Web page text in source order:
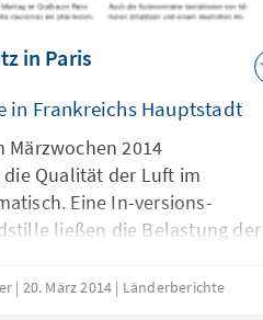
in Paris
in Frankreichs Hauptstadt
Märzwochen 2014
Qualität der Luft im
Eine In-versions-
ließen die Belastung der
Viele klagten über
20. März 2014 Länderberichte